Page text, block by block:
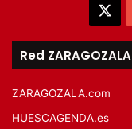
Red ZARAGOZALA
ZARAGOZALA.com
HUESCAGENDA.es